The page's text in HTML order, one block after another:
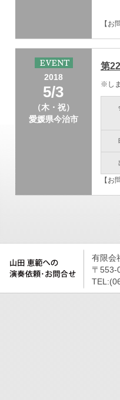
【お
2018
5/3
（木・祝）
愛媛県今治市
第
※し
【
有限会
〒553-